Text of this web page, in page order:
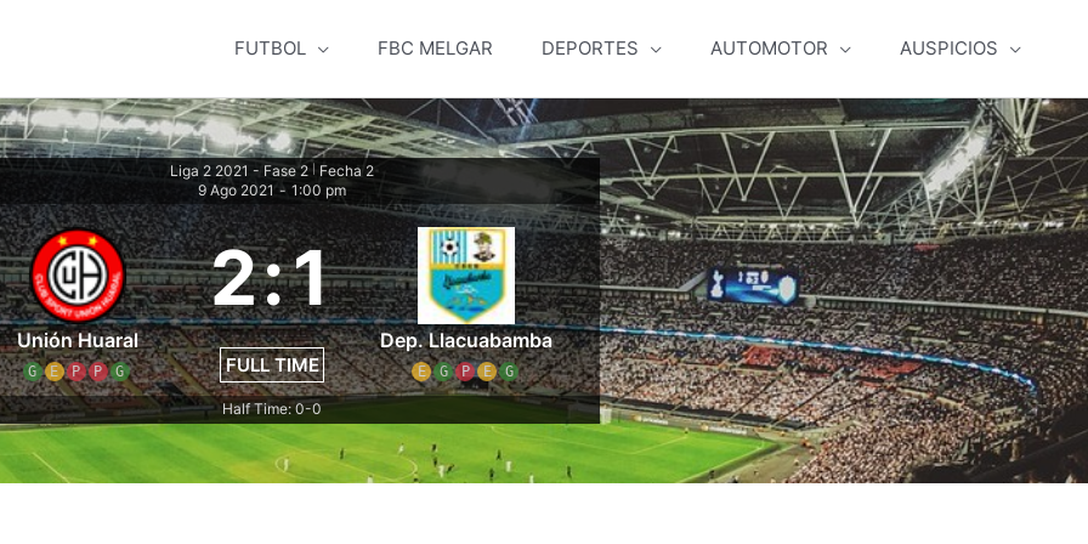
FUTBOL FBC MELGAR DEPORTES AUTOMOTOR AUSPICIOS
Liga 2 2021 - Fase 2
Fecha 2
9 Ago 2021 - 1:00 pm
Unión Huaral
G E P P G
2:1
FULL TIME
Dep. Llacuabamba
E G P E G
Half Time: 0-0